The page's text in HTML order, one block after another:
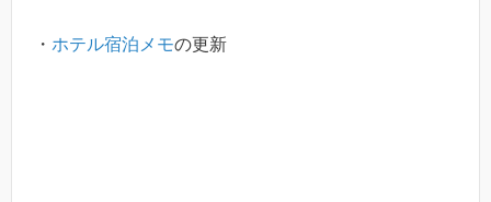
・ ホテル宿泊メモの更新